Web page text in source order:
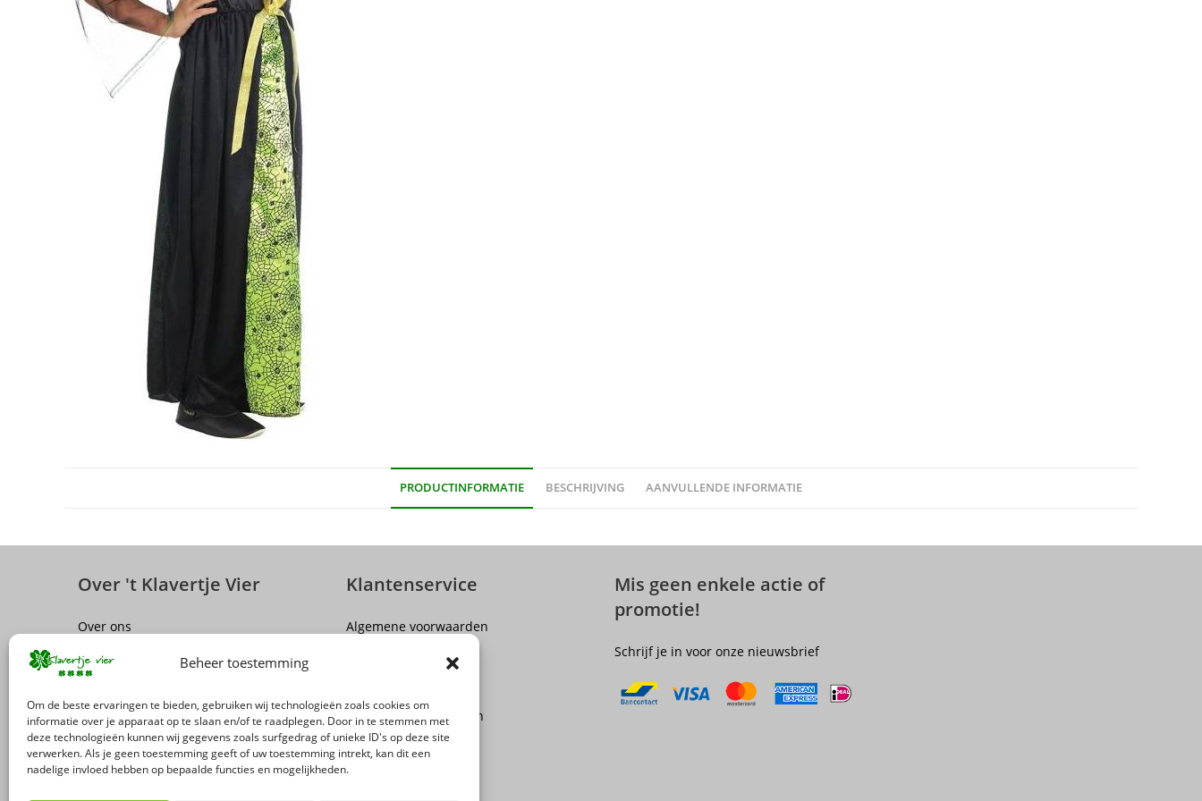
Beheer toestemming
Om de beste ervaringen te bieden, gebruiken wij technologieën zoals cookies om
informatie over je apparaat op te slaan en/of te raadplegen. Door in te stemmen met
deze technologieën kunnen wij gegevens zoals surfgedrag of unieke ID's op deze site
verwerken. Als je geen toestemming geeft of uw toestemming intrekt, kan dit een
nadelige invloed hebben op bepaalde functies en mogelijkheden.
PRODUCTINFORMATIE BESCHRIJVING AANVULLENDE INFORMATIE
Over 't Klavertje Vier
Over ons
Vacatures
Klantenservice
Algemene voorwaarden
Levering en Verzenden
Terugroepingen
Mis geen enkele actie of
promotie!
Schrijf je in voor onze nieuwsbrief